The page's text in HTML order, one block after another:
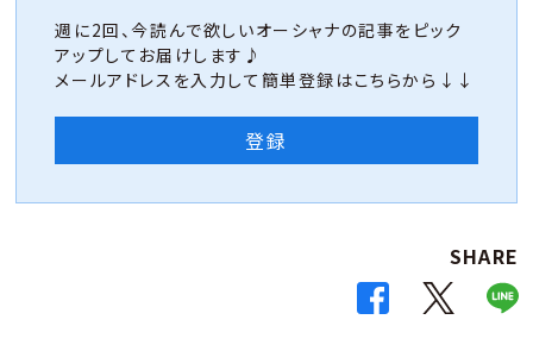
週に2回、今読んで欲しいオーシャナの記事をピック
アップしてお届けします♪
メールアドレスを入力して簡単登録はこちらから↓↓
登録
SHARE